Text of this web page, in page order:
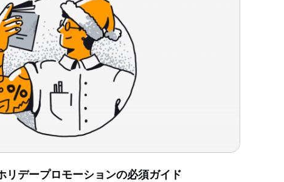
リデープロモーションの必須ガイド